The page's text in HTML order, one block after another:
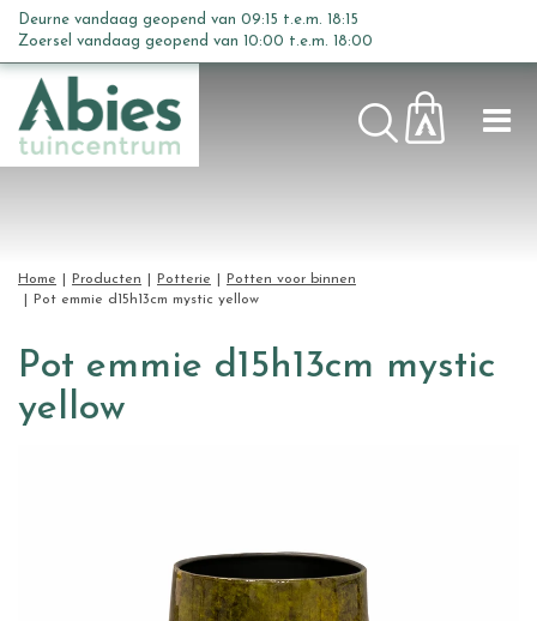
n
Home Producten Potterie
Potten voor binnen
Pot emmie d15h13cm mystic yellow
Deurne vandaag geopend van 09:15 t.e.m. 18:15
Zoersel vandaag geopend van 10:00 t.e.m. 18:00
Pot emmie d15h13cm mystic
yellow